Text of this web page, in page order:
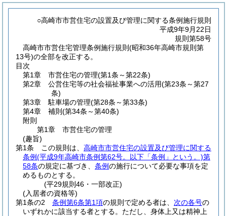
○高崎市市営住宅の設置及び管理に関する条例施行規則
平成9年9月22日
規則第58号
高崎市市営住宅管理条例施行規則(昭和36年高崎市規則第
13号)の全部を改正する。
目次
第1章
市営住宅の管理(第1条～第22条)
第2章
公営住宅等の社会福祉事業への活用(第23条～第27
条)
第3章
駐車場の管理(第28条～第33条)
第4章
補則 (第34条～第40条)
附則
第1章
市営住宅の管理
(趣旨)
第1条
この規則は、 高崎市市営住宅の設置及び管理に関する
条例(平成9年高崎市条例第62号。以下「条例」という。)第
58条の規定に基づき、 条例の施行について必要な事項を定
めるものとする。
(平29規則46・一部改正)
(入居者の資格等)
第1条の2
条例第6条第1項の規則で定める者は、 次の各号の
いずれかに該当する者とする。 ただし、身体上又は精神上